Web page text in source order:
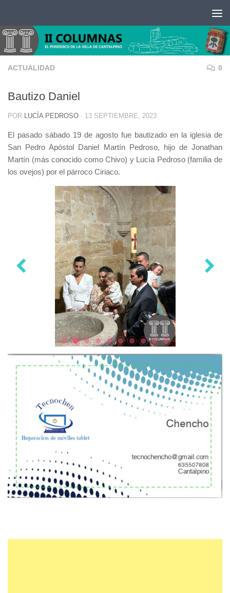
ACTUALIDAD 0
Bautizo Daniel
POR LUCÍA PEDROSO · 13 SEPTIEMBRE, 2023
El pasado sábado 19 de agosto fue bautizado en la iglesia de
San Pedro Apóstol Daniel Martín Pedroso, hijo de Jonathan
Martín (más conocido como Chivo) y Lucía Pedroso (familia de
los ovejos) por el párroco Ciriaco.